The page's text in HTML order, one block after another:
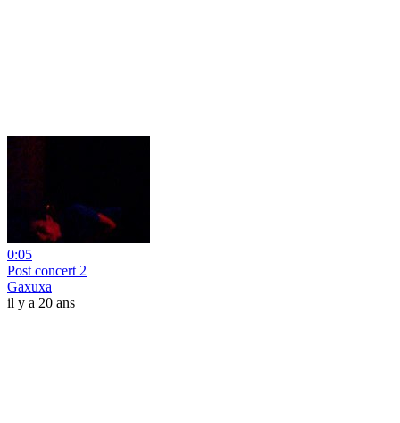
0:05
Post concert 2
Gaxuxa
il y a 20 ans